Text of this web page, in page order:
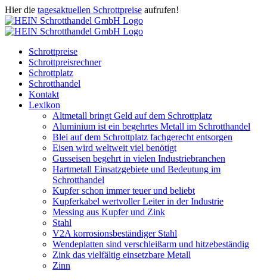
Zum
Inhalt
springen
Hier die tagesaktuellen Schrottpreise aufrufen!
Facebook
Instagram
WhatsApp
Twitter
E-
Mail
Schrottpreise
Schrottpreisrechner
Schrottplatz
Schrotthandel
Kontakt
Lexikon
Altmetall bringt Geld auf dem Schrottplatz
Aluminium ist ein begehrtes Metall im Schrotthandel
Blei auf dem Schrottplatz fachgerecht entsorgen
Eisen wird weltweit viel benötigt
Gusseisen begehrt in vielen Industriebranchen
Hartmetall Einsatzgebiete und Bedeutung im
Schrotthandel
Kupfer schon immer teuer und beliebt
Kupferkabel wertvoller Leiter in der Industrie
Messing aus Kupfer und Zink
Stahl
V2A korrosionsbeständiger Stahl
Wendeplatten sind verschleißarm und hitzebeständig
Zink das vielfältig einsetzbare Metall
Zinn